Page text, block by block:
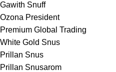
Gawith Snuff
Ozona President
Premium Global Trading
White Gold Snus
Prillan Snus
Prillan Snusarom